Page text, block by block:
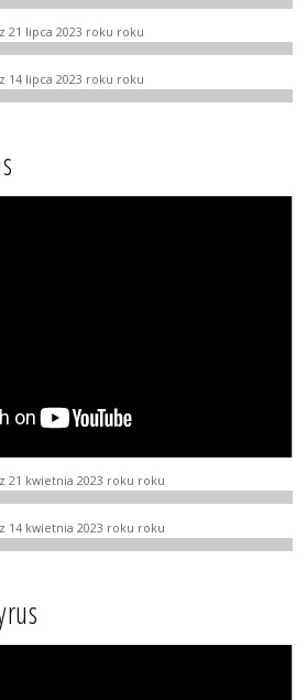
21 lipca 2023 roku roku
14 lipca 2023 roku roku
21 kwietnia 2023 roku roku
14 kwietnia 2023 roku roku